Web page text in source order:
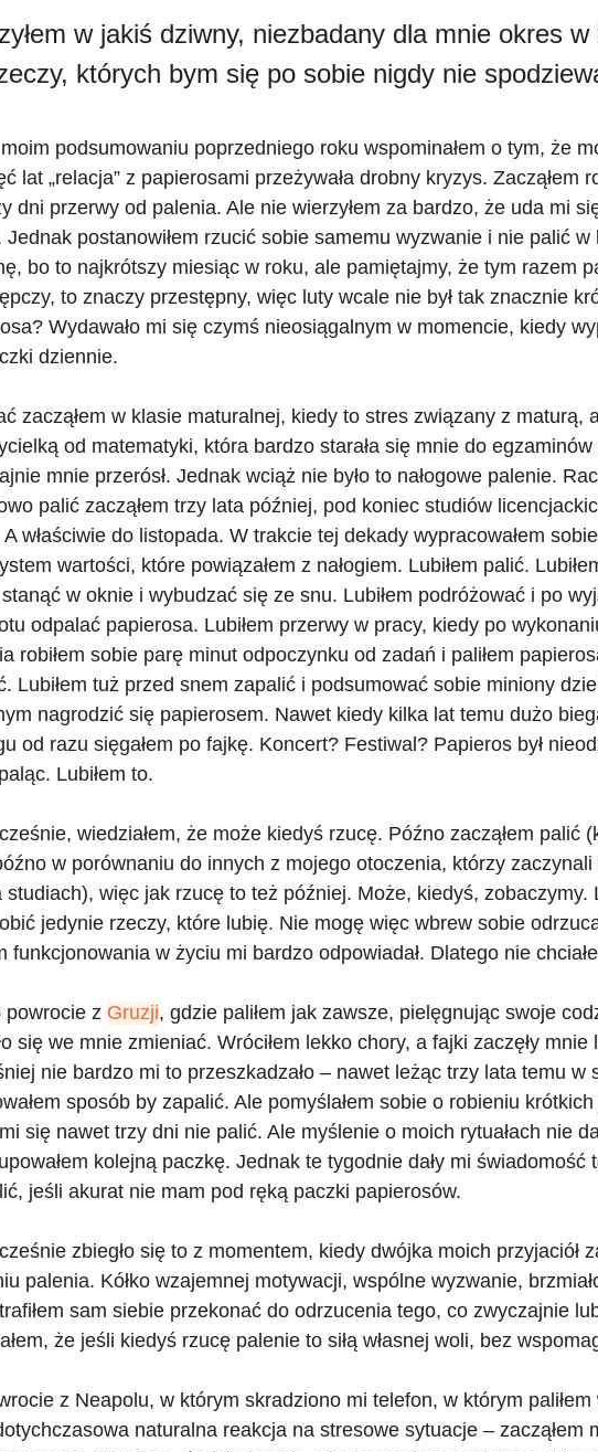
w jakiś dziwny, niezbadany dla mnie okres
których bym się po sobie nigdy nie
podsumowaniu poprzedniego roku wspominałem o tym, że
lat „relacja” z papierosami przeżywała drobny kryzys. Zacząłem
dni przerwy od palenia. Ale nie wierzyłem za bardzo, że uda mi
Jednak postanowiłem rzucić sobie samemu wyzwanie i nie palić
bo to najkrótszy miesiąc w roku, ale pamiętajmy, że tym razem
to znaczy przestępny, więc luty wcale nie był tak znacznie
Wydawało mi się czymś nieosiągalnym w momencie, kiedy
dziennie.
zacząłem w klasie maturalnej, kiedy to stres związany z maturą,
od matematyki, która bardzo starała się mnie do
mnie przerósł. Jednak wciąż nie było to nałogowe palenie.
palić zacząłem trzy lata później, pod koniec studiów
właściwie do listopada. W trakcie tej dekady wypracowałem
wartości, które powiązałem z nałogiem. Lubiłem palić.
w oknie i wybudzać się ze snu. Lubiłem podróżować i po
odpalać papierosa. Lubiłem przerwy w pracy, kiedy po
robiłem sobie parę minut odpoczynku od zadań i paliłem
Lubiłem tuż przed snem zapalić i podsumować sobie miniony
nagrodzić się papierosem. Nawet kiedy kilka lat temu dużo
od razu sięgałem po fajkę. Koncert? Festiwal? Papieros był
Lubiłem to.
wiedziałem, że może kiedyś rzucę. Późno zacząłem palić
w porównaniu do innych z mojego otoczenia, którzy
studiach), więc jak rzucę to też później. Może, kiedyś, zobaczymy.
jedynie rzeczy, które lubię. Nie mogę więc wbrew sobie
funkcjonowania w życiu mi bardzo odpowiadał. Dlatego nie
powrocie z Gruzji, gdzie paliłem jak zawsze, pielęgnując swoje
się we mnie zmieniać. Wróciłem lekko chory, a fajki zaczęły mnie
nie bardzo mi to przeszkadzało – nawet leżąc trzy lata temu w
sposób by zapalić. Ale pomyślałem sobie o robieniu
mi się nawet trzy dni nie palić. Ale myślenie o moich rytuałach nie
kolejną paczkę. Jednak te tygodnie dały mi świadomość
jeśli akurat nie mam pod ręką paczki papierosów.
zbiegło się to z momentem, kiedy dwójka moich przyjaciół
palenia. Kółko wzajemnej motywacji, wspólne wyzwanie,
sam siebie przekonać do odrzucenia tego, co zwyczajnie
że jeśli kiedyś rzucę palenie to siłą własnej woli, bez
z Neapolu, w którym skradziono mi telefon, w którym
naturalna reakcja na stresowe sytuacje – zacząłem